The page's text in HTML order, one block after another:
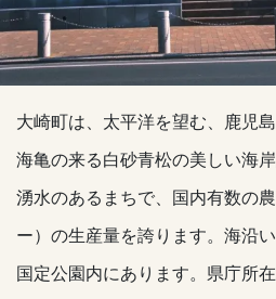
大崎町は、太平洋を望む、鹿児
海亀の来る白砂青松の美しい海
湧水のあるまちで、国内有数の
ー）の生産量を誇ります。海沿
国定公園内にあります。県庁所